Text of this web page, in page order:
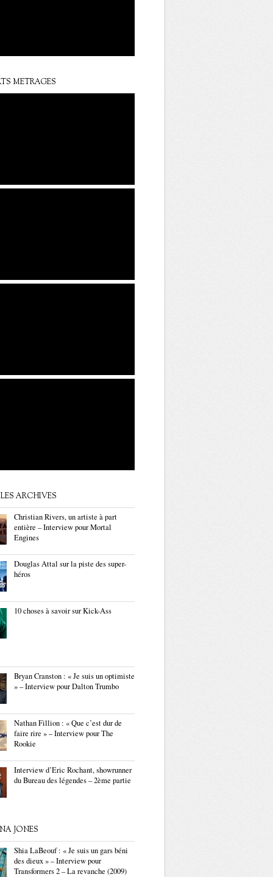
METRAGES
ARCHIVES
Christian Rivers, un artiste à part
entière – Interview pour Mortal
Engines
Douglas Attal sur la piste des super-
héros
10 choses à savoir sur Kick-Ass
Bryan Cranston : « Je suis un optimiste
» – Interview pour Dalton Trumbo
Nathan Fillion : « Que c’est dur de
faire rire » – Interview pour The
Rookie
Interview d’Eric Rochant, showrunner
du Bureau des légendes – 2ème partie
JONES
Shia LaBeouf : « Je suis un gars béni
des dieux » – Interview pour
Transformers 2 – La revanche (2009)